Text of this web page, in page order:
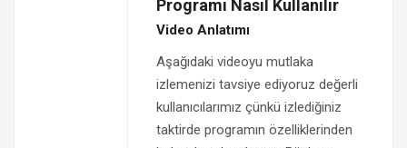
Programı Nasıl Kullanılır
Video Anlatımı
Aşağıdaki videoyu mutlaka
izlemenizi tavsiye ediyoruz değerli
kullanıcılarımız çünkü izlediğiniz
taktirde programın özelliklerinden